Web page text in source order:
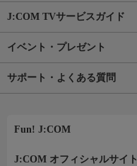
J:COM TVサービスガイド
イベント・プレゼント
サポート・よくある質問
Fun! J:COM
J:COM オフィシャルサイト